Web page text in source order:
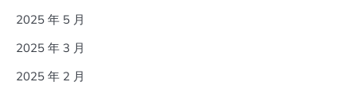
2025 年 5 月
2025 年 3 月
2025 年 2 月